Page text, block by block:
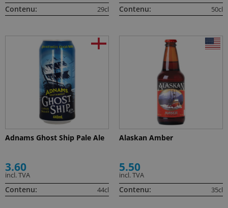
Contenu: 29cl Contenu: 50cl
Adnams Ghost Ship Pale Ale
3.60
incl. TVA
Contenu: 44cl
Alaskan Amber
5.50
incl. TVA
Contenu: 35cl